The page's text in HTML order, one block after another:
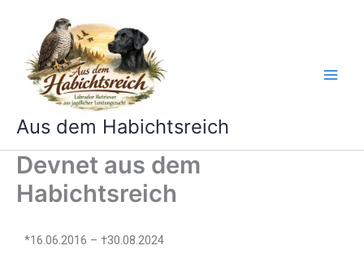
springen
Aus dem Habichtsreich
Devnet aus dem
Habichtsreich
*16.06.2016 – †30.08.2024